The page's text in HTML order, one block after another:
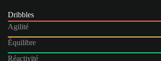
Dribbles
Agilité
Équilibre
Réactivité